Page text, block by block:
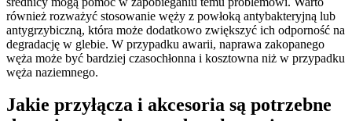
również rozważyć stosowanie węży z powłoką antybakteryjną lub
antygrzybiczną, która może dodatkowo zwiększyć ich odporność na
degradację w glebie. W przypadku awarii, naprawa zakopanego
węża może być bardziej czasochłonna i kosztowna niż w przypadku
węża naziemnego.
Jakie przyłącza i akcesoria są potrzebne